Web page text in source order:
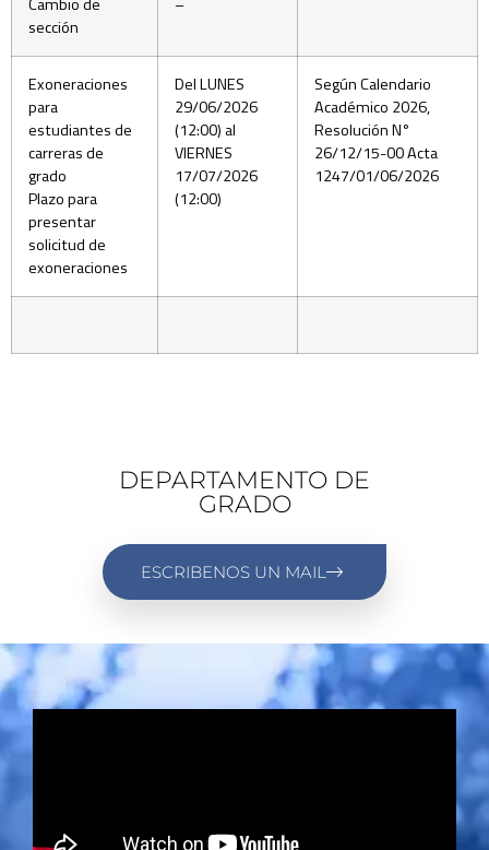
sección
Exoneraciones
para
estudiantes de
carreras de
grado
Plazo para
presentar
solicitud de
exoneraciones
Del LUNES
29/06/2026
(12:00) al
VIERNES
17/07/2026
(12:00)
Según Calendario
Académico 2026,
Resolución N°
26/12/15-00 Acta
1247/01/06/2026
DEPARTAMENTO DE
GRADO
ESCRIBENOS UN MAIL